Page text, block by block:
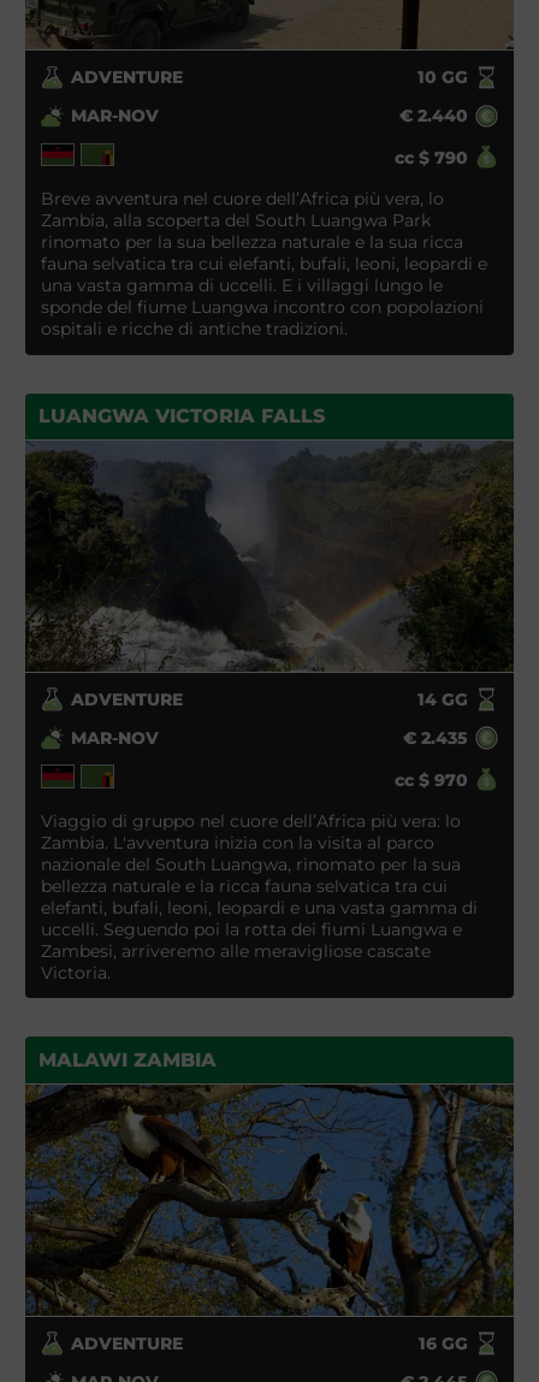
ADVENTURE 10 GG
MAR-NOV
€ 2.440
cc $ 790
Breve avventura nel cuore dell’Africa più vera, lo
Zambia, alla scoperta del South Luangwa Park
rinomato per la sua bellezza naturale e la sua ricca
fauna selvatica tra cui elefanti, bufali, leoni, leopardi e
una vasta gamma di uccelli. E i villaggi lungo le
sponde del fiume Luangwa incontro con popolazioni
ospitali e ricche di antiche tradizioni.
LUANGWA VICTORIA FALLS
ADVENTURE 14GG
MAR-NOV
€ 2.435
cc $ 970
Viaggio di gruppo nel cuore dell’Africa più vera: lo
Zambia. L'avventura inizia con la visita al parco
nazionale del South Luangwa, rinomato per la sua
bellezza naturale e la ricca fauna selvatica tra cui
elefanti, bufali, leoni, leopardi e una vasta gamma di
uccelli. Seguendo poi la rotta dei fiumi Luangwa e
Zambesi, arriveremo alle meravigliose cascate
Victoria.
MALAWI ZAMBIA
ADVENTURE 16GG